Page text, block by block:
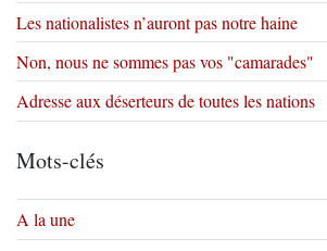
Les nationalistes n’auront pas notre haine
Non, nous ne sommes pas vos "camarades"
Adresse aux déserteurs de toutes les nations
Mots-clés
A la une